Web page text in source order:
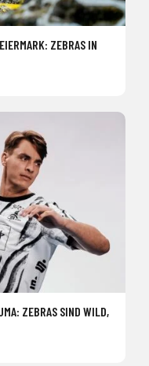
ZEBRAS IN
ZEBRAS SIND WILD,